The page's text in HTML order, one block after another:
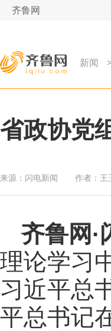
齐鲁网
新闻
省政协党
来源： 闪电新闻 作者： 王
齐鲁网 ·
理论学习
习近平总
平总书记